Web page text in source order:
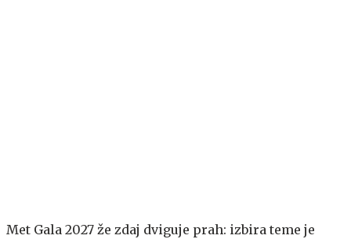
Met Gala 2027 že zdaj dviguje prah: izbira teme je